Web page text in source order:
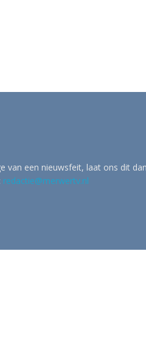
van een nieuwsfeit, laat ons dit
redactie@merwertv.nl